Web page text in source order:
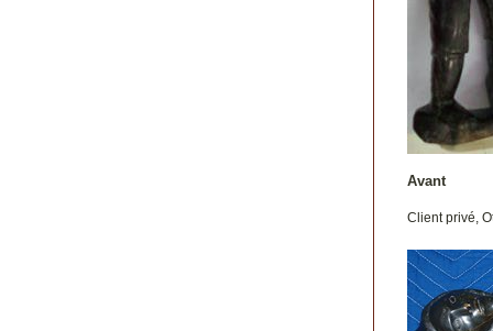
Avant
Client privé,